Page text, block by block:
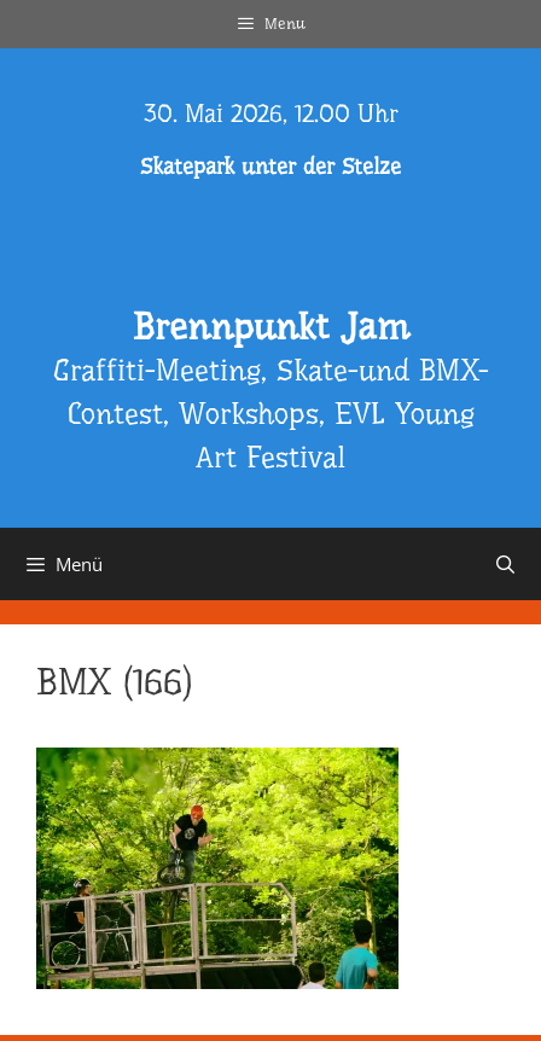
Inhalt
Menu
30. Mai 2026, 12.00 Uhr
Skatepark unter der Stelze
Brennpunkt Jam
Graffiti-Meeting, Skate-und BMX-
Contest, Workshops, EVL Young
Art Festival
Menü
BMX (166)